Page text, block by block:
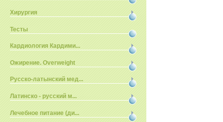
Хирургия
Тесты
Кардиология Кардими...
Ожирение. Overweight
Русско-латынский мед...
Латинско - русский м...
Лечебное питание (ди...